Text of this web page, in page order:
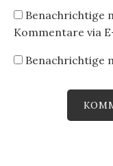
Benachrichtige
Kommentare via
Benachrichtige